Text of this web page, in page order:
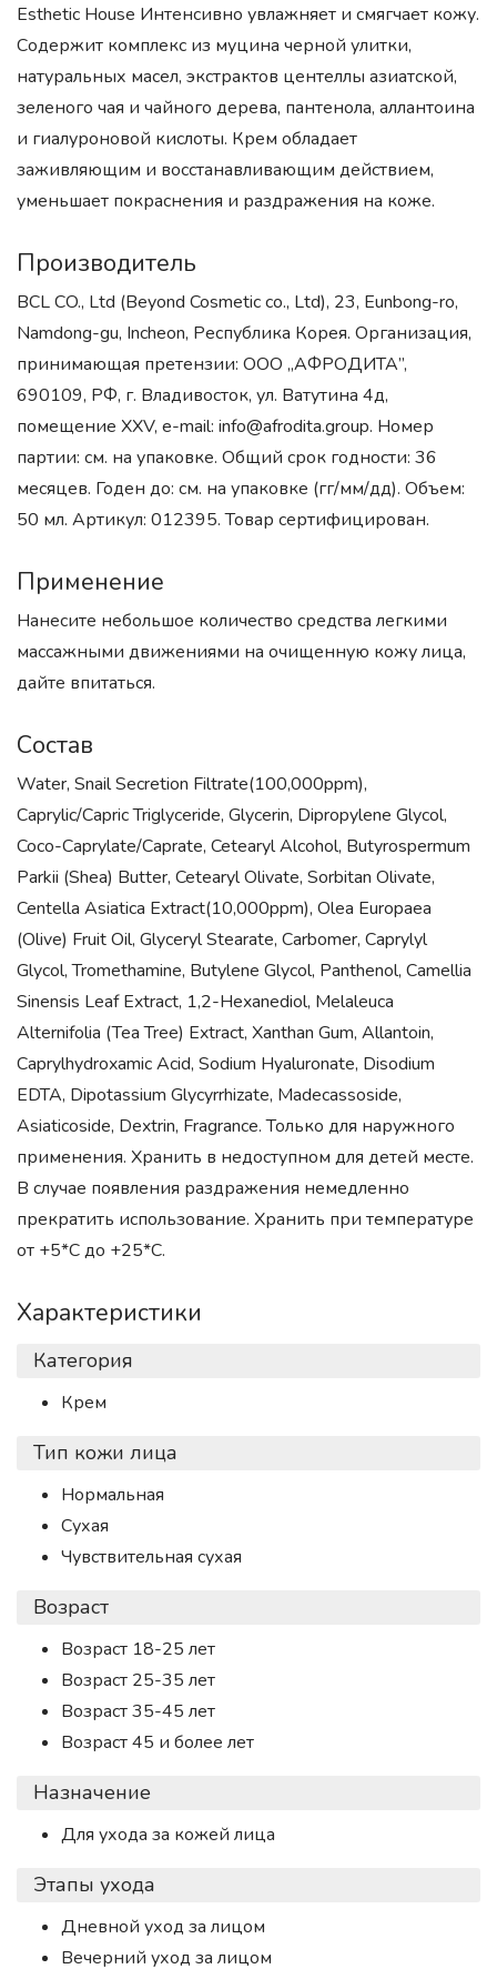
Esthetic House Интенсивно увлажняет и смягчает кожу.
Содержит комплекс из муцина черной улитки,
натуральных масел, экстрактов центеллы азиатской,
зеленого чая и чайного дерева, пантенола, аллантоина
и гиалуроновой кислоты. Крем обладает
заживляющим и восстанавливающим действием,
уменьшает покраснения и раздражения на коже.
Производитель
BCL CO., Ltd (Beyond Cosmetic co., Ltd), 23, Eunbong-ro,
Namdong-gu, Incheon, Республика Корея. Организация,
принимающая претензии: ООО „АФРОДИТА”,
690109, РФ, г. Владивосток, ул. Ватутина 4д,
помещение XXV, e-mail: info@afrodita.group. Номер
партии: см. на упаковке. Общий срок годности: 36
месяцев. Годен до: см. на упаковке (гг/мм/дд). Объем:
50 мл. Артикул: 012395. Товар сертифицирован.
Применение
Нанесите небольшое количество средства легкими
массажными движениями на очищенную кожу лица,
дайте впитаться.
Состав
Water, Snail Secretion Filtrate(100,000ppm),
Caprylic/Capric Triglyceride, Glycerin, Dipropylene Glycol,
Coco-Caprylate/Caprate, Cetearyl Alcohol, Butyrospermum
Parkii (Shea) Butter, Cetearyl Olivate, Sorbitan Olivate,
Centella Asiatica Extract(10,000ppm), Olea Europaea
(Olive) Fruit Oil, Glyceryl Stearate, Carbomer, Caprylyl
Glycol, Tromethamine, Butylene Glycol, Panthenol, Camellia
Sinensis Leaf Extract, 1,2-Hexanediol, Melaleuca
Alternifolia (Tea Tree) Extract, Xanthan Gum, Allantoin,
Caprylhydroxamic Acid, Sodium Hyaluronate, Disodium
EDTA, Dipotassium Glycyrrhizate, Madecassoside,
Asiaticoside, Dextrin, Fragrance. Только для наружного
применения. Хранить в недоступном для детей месте.
В случае появления раздражения немедленно
прекратить использование. Хранить при температуре
от +5*С до +25*С.
Характеристики
Категория
Крем
Тип кожи лица
Нормальная
Сухая
Чувствительная сухая
Возраст
Возраст 18-25 лет
Возраст 25-35 лет
Возраст 35-45 лет
Возраст 45 и более лет
Назначение
Для ухода за кожей лица
Этапы ухода
Дневной уход за лицом
Вечерний уход за лицом